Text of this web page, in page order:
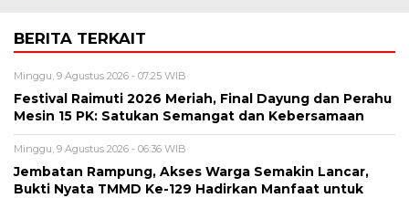
BERITA TERKAIT
Minggu, 9 Agustus 2026 - 07:25 WIB
Festival Raimuti 2026 Meriah, Final Dayung dan Perahu
Mesin 15 PK: Satukan Semangat dan Kebersamaan
Minggu, 9 Agustus 2026 - 06:36 WIB
Jembatan Rampung, Akses Warga Semakin Lancar,
Bukti Nyata TMMD Ke-129 Hadirkan Manfaat untuk